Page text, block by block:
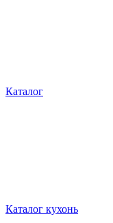
Каталог
Каталог кухонь